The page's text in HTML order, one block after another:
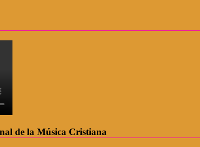
de la Música Cristiana